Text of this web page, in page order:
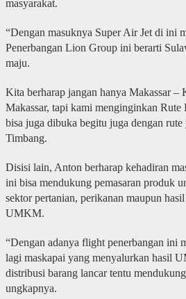
masyarakat.
“Dengan masuknya Super Air Jet di ini
Penerbangan Lion Group ini berarti
maju.
Kita berharap jangan hanya Makassar –
Makassar, tapi kami menginginkan Rute
bisa juga dibuka begitu juga dengan
Timbang.
Disisi lain, Anton berharap kehadiran
ini bisa mendukung pemasaran produk
sektor pertanian, perikanan maupun
UMKM.
“Dengan adanya flight penerbangan ini
lagi maskapai yang menyalurkan hasil
distribusi barang lancar tentu
ungkapnya.